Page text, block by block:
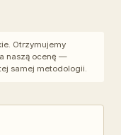
Otrzymujemy
naszą ocenę —
samej metodologii.